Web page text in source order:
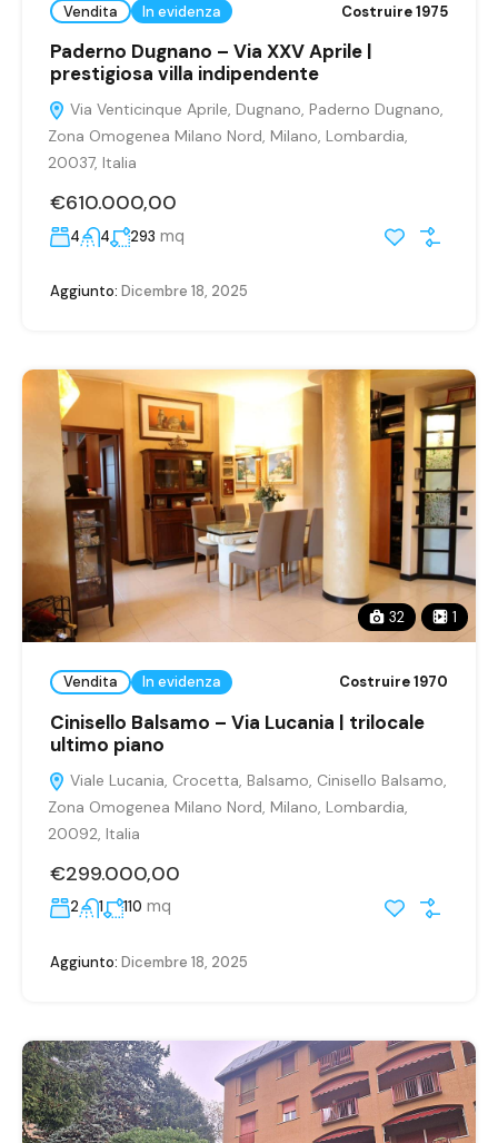
Vendita In evidenza Costruire 1975
Paderno Dugnano – Via XXV Aprile |
prestigiosa villa indipendente
Via Venticinque Aprile, Dugnano, Paderno Dugnano,
Zona Omogenea Milano Nord, Milano, Lombardia,
20037, Italia
€610.000,00
4 4 293 mq
Aggiunto: Dicembre 18, 2025
32 1
Vendita In evidenza Costruire 1970
Cinisello Balsamo – Via Lucania | trilocale
ultimo piano
Viale Lucania, Crocetta, Balsamo, Cinisello Balsamo,
Zona Omogenea Milano Nord, Milano, Lombardia,
20092, Italia
€299.000,00
2 1 110 mq
Aggiunto: Dicembre 18, 2025